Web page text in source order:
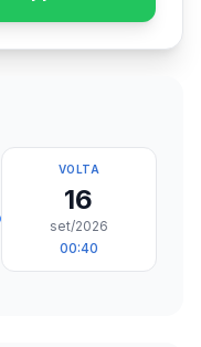
VOLTA
16
set/2026
00:40